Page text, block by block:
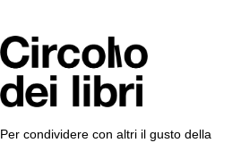
Per condividere con altri il gusto della